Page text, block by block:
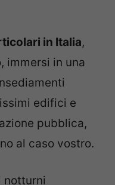
in Italia,
immersi in una
edifici e
pubblica,
al caso vostro.
notturni